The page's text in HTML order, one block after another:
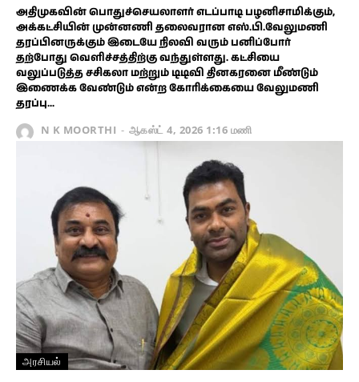
அதிமுகவின் பொதுச்செயலாளர் எடப்பாடி பழனிசாமிக்கும்,
அக்கட்சியின் முன்னணி தலைவரான எஸ்.பி.வேலுமணி
தரப்பினருக்கும் இடையே நிலவி வரும் பனிப்போர்
தற்போது வெளிச்சத்திற்கு வந்துள்ளது. கட்சியை
வலுப்படுத்த சசிகலா மற்றும் டிடிவி தினகரனை மீண்டும்
இணைக்க வேண்டும் என்ற கோரிக்கையை வேலுமணி
தரப்பு...
N K MOORTHI - ஆகஸ்ட் 4, 2026 1:16 மணி
அரசியல்